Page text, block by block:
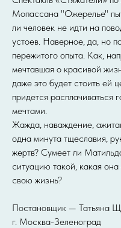
Мопассана "Ожерелье"
ли человек не идти на
устоев. Наверное, да, но
пережитого опыта. Как,
мечтавшая о красивой
даже это будет стоить ей
придется расплачиваться
мечтами.
Жажда, наваждение,
одна минута тщеславия,
жертв? Сумеет ли
ситуацию такой, какая она
свою жизнь?
Постановщик — Татьяна
г. Москва-Зеленоград